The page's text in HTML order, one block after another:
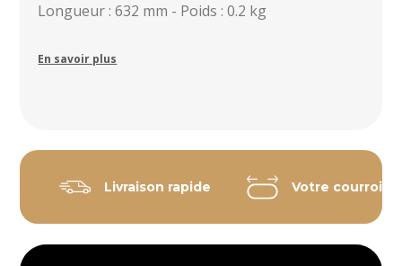
Longueur : 632 mm - Poids : 0.2 kg
En savoir plus
Livraison rapide Votre courroie